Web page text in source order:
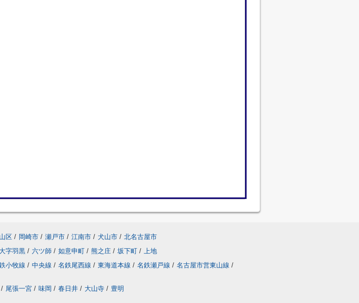
区 / 岡崎市 / 瀬戸市 / 江南市 / 犬山市 / 北名古屋市
大字羽黒 / 六ツ師 / 如意申町 / 熊之庄 / 坂下町 / 上地
小牧線 / 中央線 / 名鉄尾西線 / 東海道本線 / 名鉄瀬戸線 / 名古屋市営東山線 /
/ 尾張一宮 / 味岡 / 春日井 / 大山寺 / 豊明